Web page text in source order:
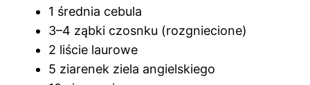
1 średnia cebula
3–4 ząbki czosnku (rozgniecione)
2 liście laurowe
5 ziarenek ziela angielskiego